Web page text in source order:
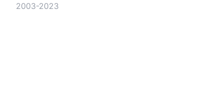
2003-2023